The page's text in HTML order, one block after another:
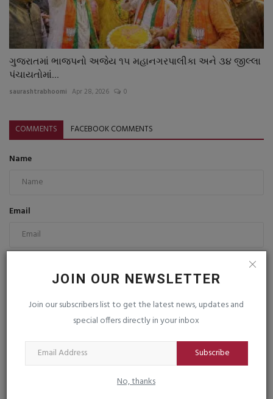
JOIN OUR NEWSLETTER
Join our subscribers list to get the latest news, updates and
special offers directly in your inbox
Subscribe
No, thanks
ગુજરાતમાં ભાજપનો અજેય ૧૫ મહાનગરપાલીકા અને ૩૪ જીલ્લા
પંચાયતોમાં...
saurashtrabhoomi Apr 28, 2026 0
COMMENTS FACEBOOK COMMENTS
Name
Email
Post Comment